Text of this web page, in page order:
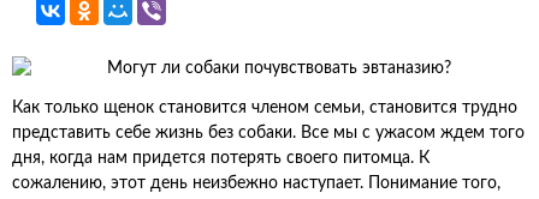
Как только щенок становится членом семьи, становится трудно
представить себе жизнь без собаки. Все мы с ужасом ждем того
дня, когда нам придется потерять своего питомца. К
сожалению, этот день неизбежно наступает. Понимание того,